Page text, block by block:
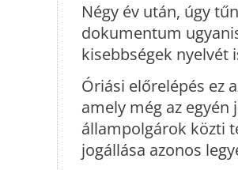
Négy év után, úgy
dokumentum
kisebbségek nyelvét
Óriási előrelépés ez
amely még az
állampolgárok közti
jogállása azonos